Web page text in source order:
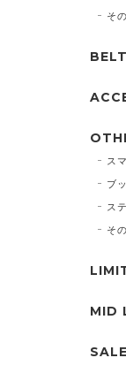
そ
BELT
ス
ブ
ス
そ
MID
SALE